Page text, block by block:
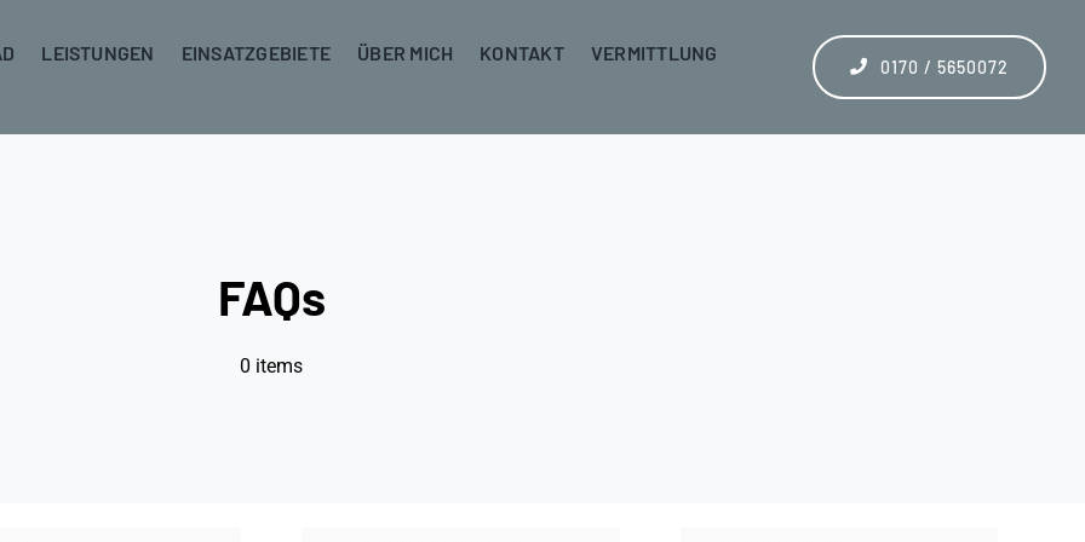
LEISTUNGEN EINSATZGEBIETE ÜBER MICH KONTAKT
VERMITTLUNG
0170 / 5650072
FAQs
0 items